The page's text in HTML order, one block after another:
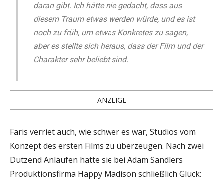
daran gibt. Ich hätte nie gedacht, dass aus
diesem Traum etwas werden würde, und es ist
noch zu früh, um etwas Konkretes zu sagen,
aber es stellte sich heraus, dass der Film und der
Charakter sehr beliebt sind.
ANZEIGE
Faris verriet auch, wie schwer es war, Studios vom
Konzept des ersten Films zu überzeugen. Nach zwei
Dutzend Anläufen hatte sie bei Adam Sandlers
Produktionsfirma Happy Madison schließlich Glück: